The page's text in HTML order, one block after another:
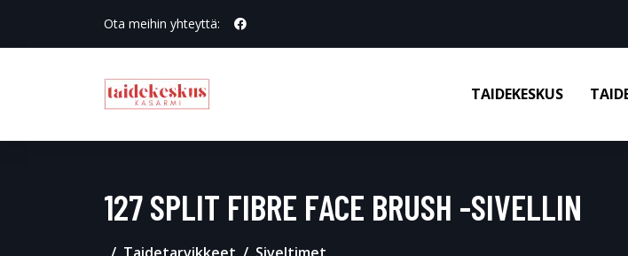
Ota meihin yhteyttä:
TAIDEKESKUS
127 SPLIT FIBRE FACE BRUSH -SIVELLIN